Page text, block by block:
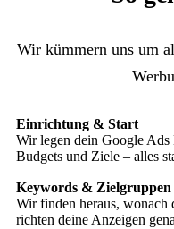
Wir kümmern uns um
Einrichtung & Start
Wir legen dein Google
Budgets und Ziele – alles
Keywords & Zielgruppen
Wir finden heraus,
richten deine Anzeigen